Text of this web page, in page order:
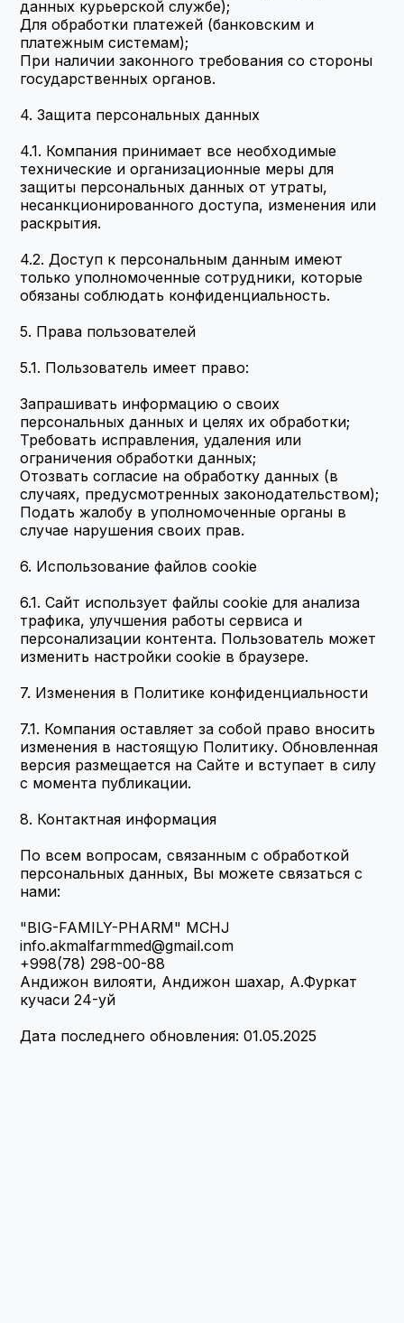
данных курьерской службе);
Для обработки платежей (банковским и
платежным системам);
При наличии законного требования со стороны
государственных органов.
4. Защита персональных данных
4.1. Компания принимает все необходимые
технические и организационные меры для
защиты персональных данных от утраты,
несанкционированного доступа, изменения или
раскрытия.
4.2. Доступ к персональным данным имеют
только уполномоченные сотрудники, которые
обязаны соблюдать конфиденциальность.
5. Права пользователей
5.1. Пользователь имеет право:
Запрашивать информацию о своих
персональных данных и целях их обработки;
Требовать исправления, удаления или
ограничения обработки данных;
Отозвать согласие на обработку данных (в
случаях, предусмотренных законодательством);
Подать жалобу в уполномоченные органы в
случае нарушения своих прав.
6. Использование файлов cookie
6.1. Сайт использует файлы cookie для анализа
трафика, улучшения работы сервиса и
персонализации контента. Пользователь может
изменить настройки cookie в браузере.
7. Изменения в Политике конфиденциальности
7.1. Компания оставляет за собой право вносить
изменения в настоящую Политику. Обновленная
версия размещается на Сайте и вступает в силу
с момента публикации.
8. Контактная информация
По всем вопросам, связанным с обработкой
персональных данных, Вы можете связаться с
нами:
"BIG-FAMILY-PHARM" MCHJ
info.akmalfarmmed@gmail.com
+998(78) 298-00-88
Андижон вилояти, Андижон шахар, А.Фуркат
кучаси 24-уй
Дата последнего обновления: 01.05.2025